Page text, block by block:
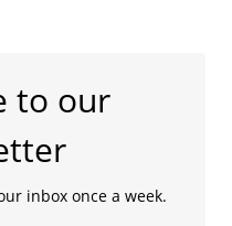
to our
inbox once a week.